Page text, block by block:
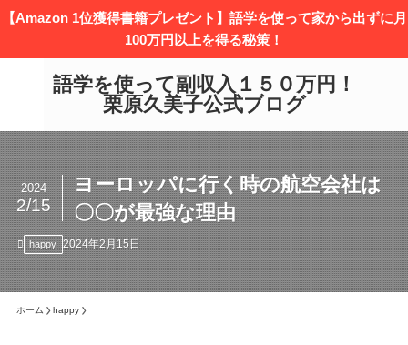
【Amazon 1位獲得書籍プレゼント】語学を使って家から出ずに月
100万円以上を得る秘策！
語学を使って副収入１５０万円！
栗原久美子公式ブログ
ヨーロッパに行く時の航空会社は
〇〇が最強な理由
2024
2/15
happy 2024年2月15日
ホーム happy